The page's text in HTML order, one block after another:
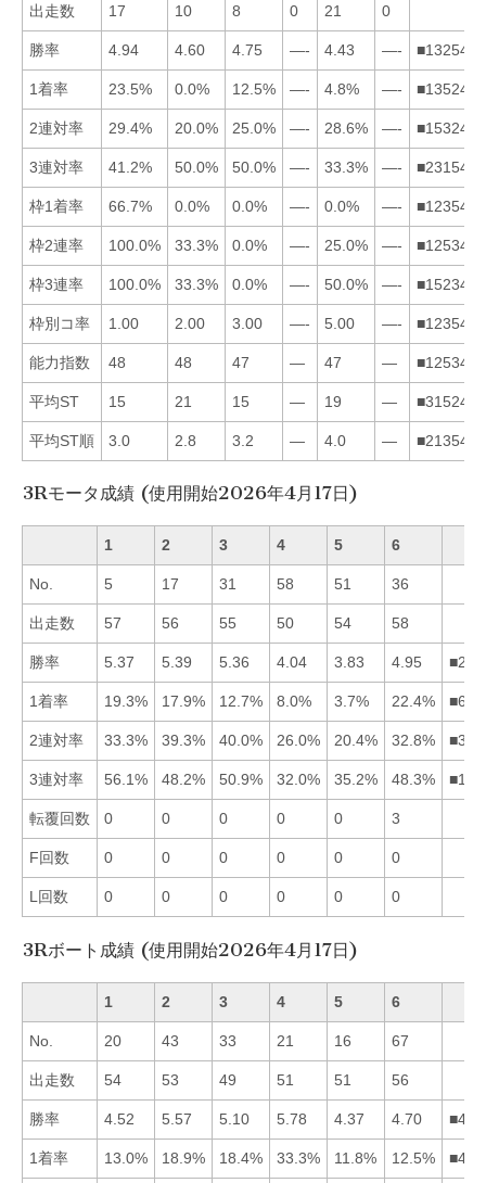
出走数 17 10 8 0 21 0
勝率 4.94 4.60 4.75 —- 4.43 —- ■132546
1着率 23.5% 0.0% 12.5% —- 4.8% —- ■135246
2連対率 29.4% 20.0% 25.0% —- 28.6% —- ■153246
3連対率 41.2% 50.0% 50.0% —- 33.3% —- ■231546
枠1着率 66.7% 0.0% 0.0% —- 0.0% —- ■123546
枠2連率 100.0% 33.3% 0.0% —- 25.0% —- ■125346
枠3連率 100.0% 33.3% 0.0% —- 50.0% —- ■152346
枠別コ率 1.00 2.00 3.00 —- 5.00 —- ■123546
能力指数 48 48 47 — 47 — ■125346
平均ST 15 21 15 — 19 — ■315246
平均ST順 3.0 2.8 3.2 — 4.0 — ■213546
3Rモータ成績 (使用開始2026年4月17日)
1 2 3 4 5 6
No. 5 17 31 58 51 36
出走数 57 56 55 50 54 58
勝率 5.37 5.39 5.36 4.04 3.83 4.95
1着率 19.3% 17.9% 12.7% 8.0% 3.7% 22.4%
2連対率 33.3% 39.3% 40.0% 26.0% 20.4% 32.8%
3連対率 56.1% 48.2% 50.9% 32.0% 35.2% 48.3%
転覆回数 0 0 0 0 0 3
F回数 0 0 0 0 0 0
L回数 0 0 0 0 0 0
3Rボート成績 (使用開始2026年4月17日)
1 2 3 4 5 6
No. 20 43 33 21 16 67
出走数 54 53 49 51 51 56
勝率 4.52 5.57 5.10 5.78 4.37 4.70
1着率 13.0% 18.9% 18.4% 33.3% 11.8% 12.5%